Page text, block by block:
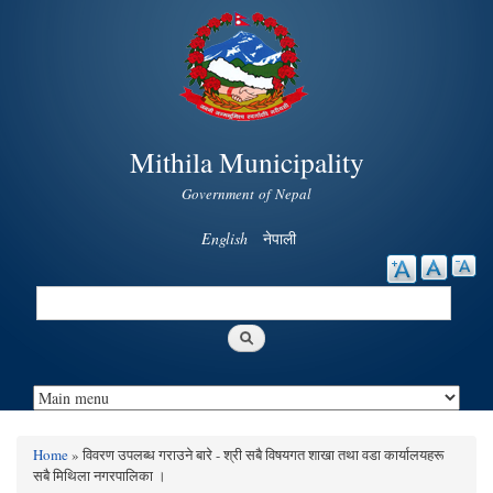
Skip to
main
content
Mithila Municipality
Government of Nepal
English नेपाली
Search
You are here
Home» विवरण उपलब्ध गराउने बारे - श्री सबै विषयगत शाखा तथा वडा कार्यालयहरू
सबै मिथिला नगरपालिका ।